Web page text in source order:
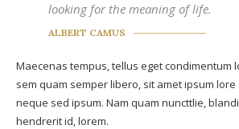
looking for the meaning of life.
ALBERT CAMUS
Maecenas tempus, tellus eget condimentum
sem quam semper libero, sit amet ipsum lore
neque sed ipsum. Nam quam nuncttlie,
hendrerit id, lorem.